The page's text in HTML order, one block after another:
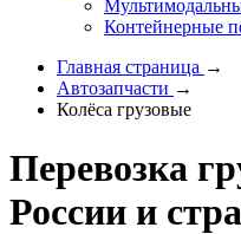
Контейнерные
Главная страница →
Автозапчасти →
Колёса грузовые
Перевозка
России и